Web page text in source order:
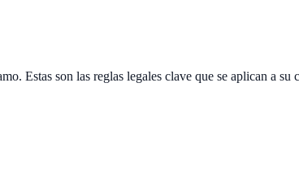
Estas son las reglas legales clave que se aplican a su